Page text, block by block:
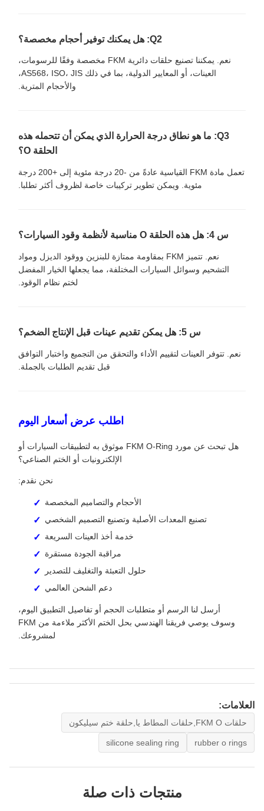
Q2: هل يمكنك توفير أحجام مخصصة؟
نعم. يمكننا تصنيع حلقات دائرية FKM مخصصة وفقًا للرسومات،
العينات، أو المعايير الدولية، بما في ذلك AS568، ISO، JIS،
والأحجام المترية.
Q3: ما هو نطاق درجة الحرارة الذي يمكن أن تتحمله هذه
الحلقة O؟
تعمل مادة FKM القياسية عادةً من -20 درجة مئوية إلى +200 درجة
مئوية. ويمكن تطوير تركيبات خاصة لظروف أكثر تطلبا.
س 4: هل هذه الحلقة O مناسبة لأنظمة وقود السيارات؟
نعم. تتميز FKM بمقاومة ممتازة للبنزين ووقود الديزل ومواد
التشحيم وسوائل السيارات المختلفة، مما يجعلها الخيار المفضل
لختم نظام الوقود.
س 5: هل يمكن تقديم عينات قبل الإنتاج الضخم؟
نعم. تتوفر العينات لتقييم الأداء والتحقق من التجميع واختبار التوافق
قبل تقديم الطلبات بالجملة.
اطلب عرض أسعار اليوم
هل تبحث عن مورد FKM O-Ring موثوق به لتطبيقات السيارات أو
الإلكترونيات أو الختم الصناعي؟
نحن نقدم:
الأحجام والتصاميم المخصصة
تصنيع المعدات الأصلية وتصنيع التصميم الشخصي
خدمة أخذ العينات السريعة
مراقبة الجودة مستقرة
حلول التعبئة والتغليف للتصدير
دعم الشحن العالمي
أرسل لنا الرسم أو متطلبات الحجم أو تفاصيل التطبيق اليوم،
وسوف يوصي فريقنا الهندسي بحل الختم الأكثر ملاءمة من FKM
لمشروعك.
العلامات:
حلقات FKM O,حلقات المطاط يا,حلقة ختم سيليكون
rubber o rings
silicone sealing ring
منتجات ذات صلة